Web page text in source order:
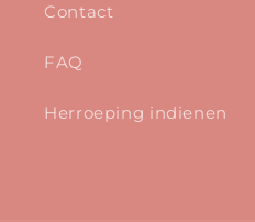
Contact
FAQ
Herroeping indienen